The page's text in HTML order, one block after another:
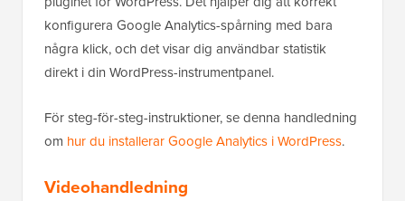
konfigurera Google Analytics-spårning med bara
några klick, och det visar dig användbar statistik
direkt i din WordPress-instrumentpanel.
För steg-för-steg-instruktioner, se denna handledning
om hur du installerar Google Analytics i WordPress.
Videohandledning